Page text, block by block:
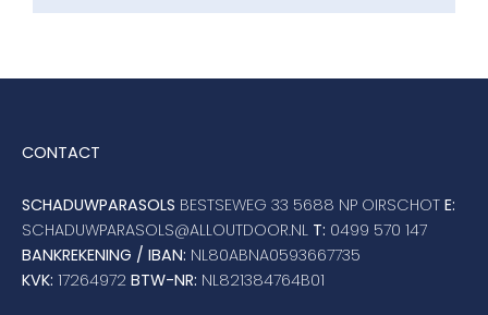
CONTACT
SCHADUWPARASOLS BESTSEWEG 33 5688 NP OIRSCHOT E:
SCHADUWPARASOLS@ALLOUTDOOR.NL T: 0499 570 147
BANKREKENING / IBAN: NL80ABNA0593667735
KVK: 17264972 BTW-NR: NL821384764B01